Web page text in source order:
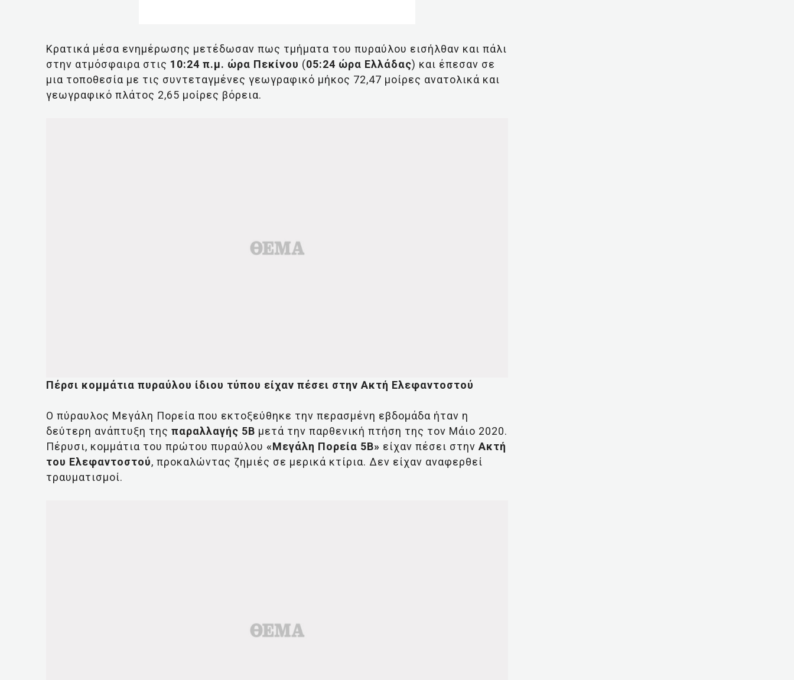
Κρατικά μέσα ενημέρωσης μετέδωσαν πως τμήματα του πυραύλου εισήλθαν και πάλι
στην ατμόσφαιρα στις 10:24 π.μ. ώρα Πεκίνου (05:24 ώρα Ελλάδας) και έπεσαν σε
μια τοποθεσία με τις συντεταγμένες γεωγραφικό μήκος 72,47 μοίρες ανατολικά και
γεωγραφικό πλάτος 2,65 μοίρες βόρεια.
Πέρσι κομμάτια πυραύλου ίδιου τύπου είχαν πέσει στην Ακτή Ελεφαντοστού
Ο πύραυλος Μεγάλη Πορεία που εκτοξεύθηκε την περασμένη εβδομάδα ήταν η
δεύτερη ανάπτυξη της παραλλαγής 5Β μετά την παρθενική πτήση της τον Μάιο 2020.
Πέρυσι, κομμάτια του πρώτου πυραύλου «Μεγάλη Πορεία 5Β» είχαν πέσει στην Ακτή
του Ελεφαντοστού, προκαλώντας ζημιές σε μερικά κτίρια. Δεν είχαν αναφερθεί
τραυματισμοί.